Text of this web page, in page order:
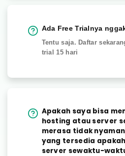
Ada Free Trialnya
Tentu saja. Daftar
trial 15 hari
Apakah saya bisa
hosting atau server
merasa tidak
yang tersedia
server sewaktu-